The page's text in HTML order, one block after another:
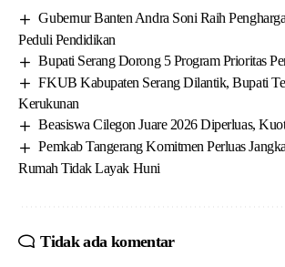
Gubernur Banten Andra Soni Raih
Peduli Pendidikan
Bupati Serang Dorong 5 Program Prioritas
FKUB Kabupaten Serang Dilantik, Bupati
Kerukunan
Beasiswa Cilegon Juare 2026 Diperluas,
Pemkab Tangerang Komitmen Perluas
Rumah Tidak Layak Huni
Tidak ada komentar